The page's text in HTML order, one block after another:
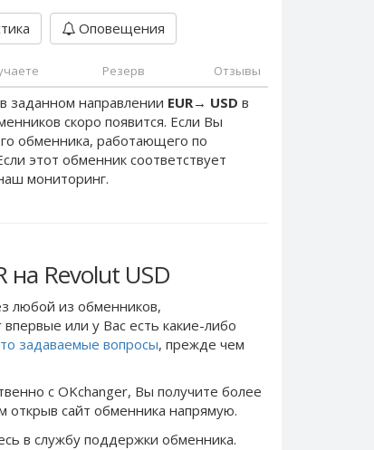
Оповещения
Резерв Отзывы
заданном направлении EUR→ USD в
скоро появится. Если Вы
обменника, работающего по
этот обменник соответствует
мониторинг.
на Revolut USD
любой из обменников,
или у Вас есть какие-либо
задаваемые вопросы, прежде чем
c OKchanger, Вы получите более
открыв сайт обменника напрямую.
в службу поддержки обменника.